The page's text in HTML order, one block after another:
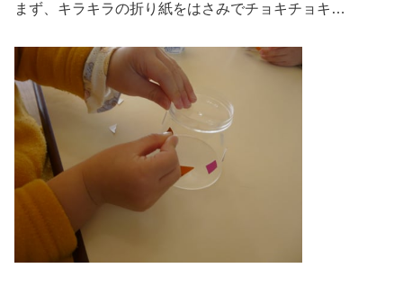
まず、キラキラの折り紙をはさみでチョキチョキ…